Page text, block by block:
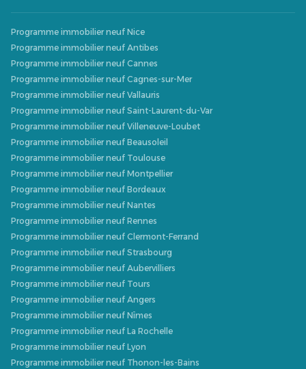
Programme immobilier neuf Nice
Programme immobilier neuf Antibes
Programme immobilier neuf Cannes
Programme immobilier neuf Cagnes-sur-Mer
Programme immobilier neuf Vallauris
Programme immobilier neuf Saint-Laurent-du-Var
Programme immobilier neuf Villeneuve-Loubet
Programme immobilier neuf Beausoleil
Programme immobilier neuf Toulouse
Programme immobilier neuf Montpellier
Programme immobilier neuf Bordeaux
Programme immobilier neuf Nantes
Programme immobilier neuf Rennes
Programme immobilier neuf Clermont-Ferrand
Programme immobilier neuf Strasbourg
Programme immobilier neuf Aubervilliers
Programme immobilier neuf Tours
Programme immobilier neuf Angers
Programme immobilier neuf Nîmes
Programme immobilier neuf La Rochelle
Programme immobilier neuf Lyon
Programme immobilier neuf Thonon-les-Bains